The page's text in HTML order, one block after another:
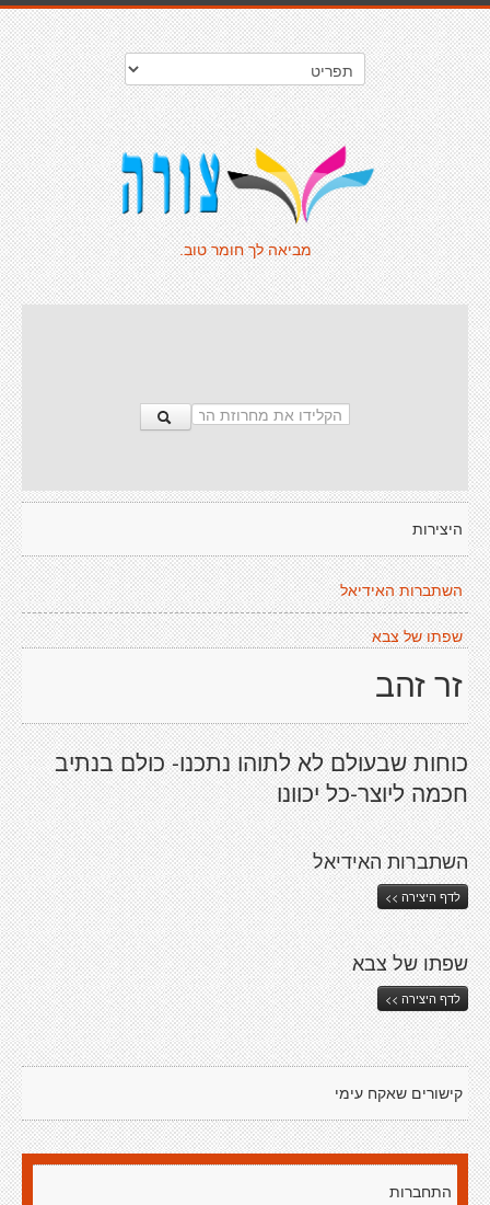
מביאה לך חומר טוב.
היצירות
השתברות האידיאל
שפתו של צבא
זר זהב
כוחות שבעולם לא לתוהו נתכנו- כולם בנתיב
חכמה ליוצר-כל יכוונו
השתברות האידיאל
לדף היצירה >>
שפתו של צבא
לדף היצירה >>
קישורים שאקח עימי
התחברות